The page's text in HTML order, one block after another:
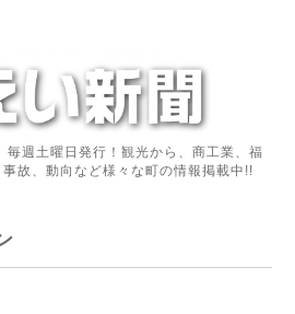
毎週土曜日発行！観光から、商工業、福
故、動向など様々な町の情報掲載中!!